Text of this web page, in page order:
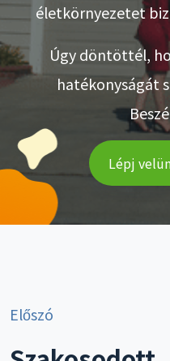
életkörnyezetet
Úgy döntöttél,
hatékonyságát
Lépj
Előszó